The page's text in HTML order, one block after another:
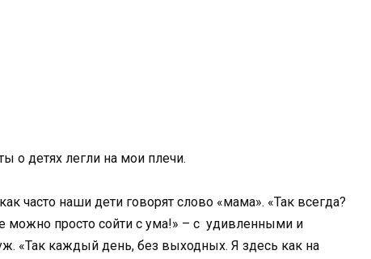
о детях легли на мои плечи.
часто наши дети говорят слово «мама». «Так всегда?
можно просто сойти с ума!» – с удивленными и
«Так каждый день, без выходных. Я здесь как на